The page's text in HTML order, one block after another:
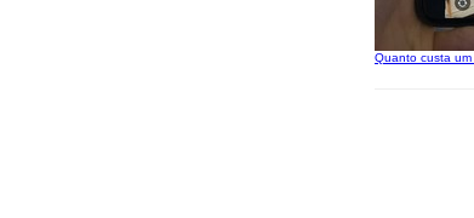
Quanto custa um